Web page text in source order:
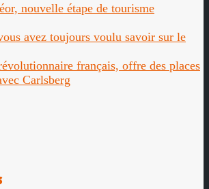
nouvelle étape de tourisme
avez toujours voulu savoir sur le
français, offre des places
Carlsberg